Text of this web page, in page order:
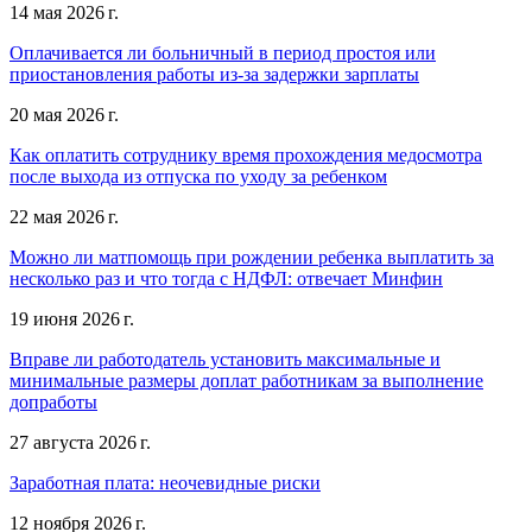
14 мая 2026 г.
Оплачивается ли больничный в период простоя или
приостановления работы из-за задержки зарплаты
20 мая 2026 г.
Как оплатить сотруднику время прохождения медосмотра
после выхода из отпуска по уходу за ребенком
22 мая 2026 г.
Можно ли матпомощь при рождении ребенка выплатить за
несколько раз и что тогда с НДФЛ: отвечает Минфин
19 июня 2026 г.
Вправе ли работодатель установить максимальные и
минимальные размеры доплат работникам за выполнение
допработы
27 августа 2026 г.
Заработная плата: неочевидные риски
12 ноября 2026 г.